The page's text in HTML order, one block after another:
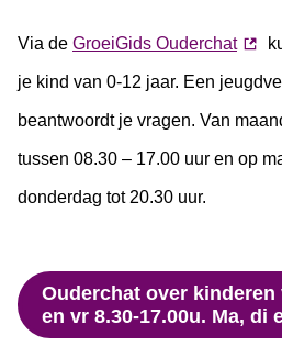
Via de GroeiGids Ouderchat
je kind van 0-12 jaar. Een
beantwoordt je vragen. Van
tussen 08.30 – 17.00 uur en op
donderdag tot 20.30 uur.
Ouderchat over kinderen
en vr 8.30-17.00u. Ma, di